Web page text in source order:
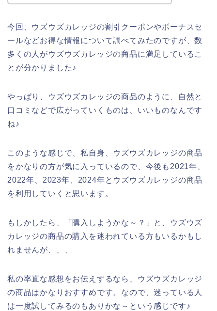
今回、ウズウズカレッジの割引クーポンやボーナスセ
ールなどお得な情報について調べてみたのですが、数
多くの人がウズウズカレッジの商品に満足しているこ
とが分かりました♪
やっぱり、ウズウズカレッジの商品のように、自然と
口コミなどで広がっていくものは、いいものなんです
ね♪
このような感じで、私自身、ウズウズカレッジの商品
をかなりの方が気に入っているので、今後も2021年、
2022年、2023年、2024年とウズウズカレッジの商品
を利用していくと思います。
もしかしたら、「購入しようかな～？」と、ウズウズ
カレッジの商品の購入を迷われている方もいるかもし
れませんが、、、
私の率直な感想をお伝えするなら、ウズウズカレッジ
の商品はかなりおすすめです。なので、迷っている人
は一度試してみるのもありかな～という感じです♪